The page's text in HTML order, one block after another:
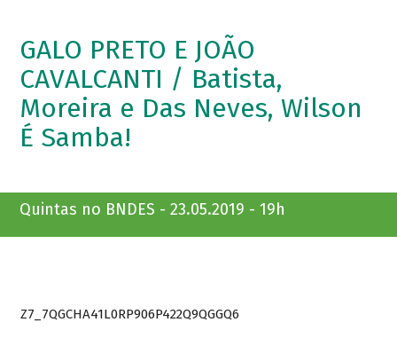
GALO PRETO E JOÃO
CAVALCANTI / Batista,
Moreira e Das Neves, Wilson
É Samba!
Quintas no BNDES - 23.05.2019 - 19h
Z7_7QGCHA41L0RP906P422Q9QGGQ6